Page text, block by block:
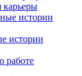
карьеры
истории